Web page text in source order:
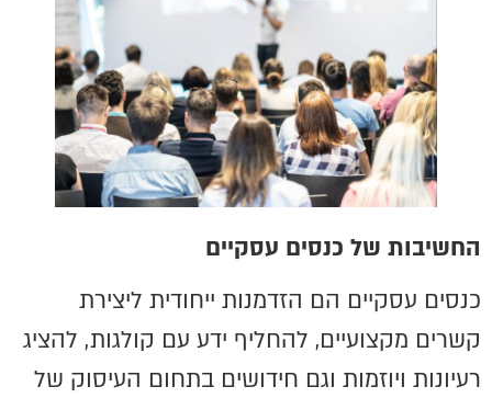
החשיבות של כנסים עסקיים
כנסים עסקיים הם הזדמנות ייחודית ליצירת
קשרים מקצועיים, להחליף ידע עם קולגות, להציג
רעיונות ויוזמות וגם חידושים בתחום העיסוק של